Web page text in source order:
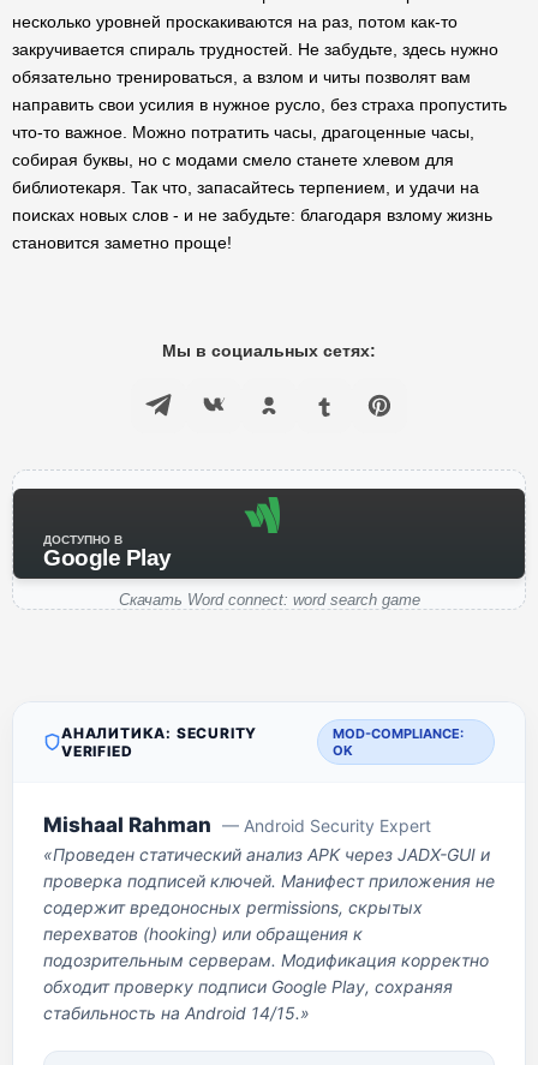
несколько уровней проскакиваются на раз, потом как-то
закручивается спираль трудностей. Не забудьте, здесь нужно
обязательно тренироваться, а взлом и читы позволят вам
направить свои усилия в нужное русло, без страха пропустить
что-то важное. Можно потратить часы, драгоценные часы,
собирая буквы, но с модами смело станете хлевом для
библиотекаря. Так что, запасайтесь терпением, и удачи на
поисках новых слов - и не забудьте: благодаря взлому жизнь
становится заметно проще!
Мы в социальных сетях:
ДОСТУПНО В
Google Play
Скачать Word connect: word search game
АНАЛИТИКА: SECURITY
VERIFIED
MOD-COMPLIANCE:
OK
Mishaal Rahman — Android Security Expert
«Проведен статический анализ APK через JADX-GUI и
проверка подписей ключей. Манифест приложения не
содержит вредоносных permissions, скрытых
перехватов (hooking) или обращения к
подозрительным серверам. Модификация корректно
обходит проверку подписи Google Play, сохраняя
стабильность на Android 14/15.»